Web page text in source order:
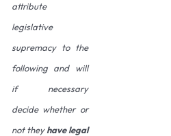
attribute
legislative
supremacy to the
following and will
if necessary
decide whether or
not theyhave legal